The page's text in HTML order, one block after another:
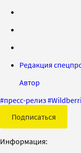
Редакция
Автор
#пресс-релиз#
Подписаться
Информация: